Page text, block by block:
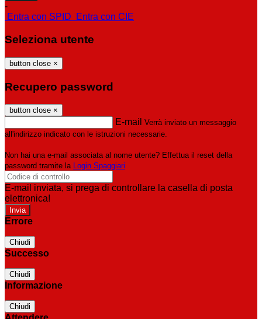
-
Entra con SPID
Entra con CIE
Seleziona utente
button close ×
Recupero password
button close ×
E-mail Verrà inviato un messaggio
all'indirizzo indicato con le istruzioni necessarie.
Non hai una e-mail associata al nome utente? Effettua il reset della
password tramite la Login Spaggiari
E-mail inviata, si prega di controllare la casella di posta
elettronica!
Errore
Chiudi
Successo
Chiudi
Informazione
Chiudi